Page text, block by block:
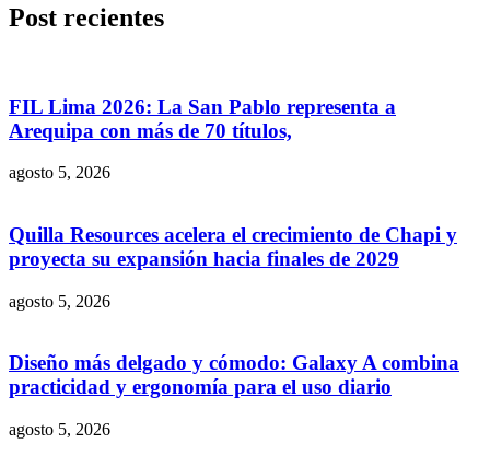
Post recientes
FIL Lima 2026: La San Pablo representa a
Arequipa con más de 70 títulos,
agosto 5, 2026
Quilla Resources acelera el crecimiento de Chapi y
proyecta su expansión hacia finales de 2029
agosto 5, 2026
Diseño más delgado y cómodo: Galaxy A combina
practicidad y ergonomía para el uso diario
agosto 5, 2026